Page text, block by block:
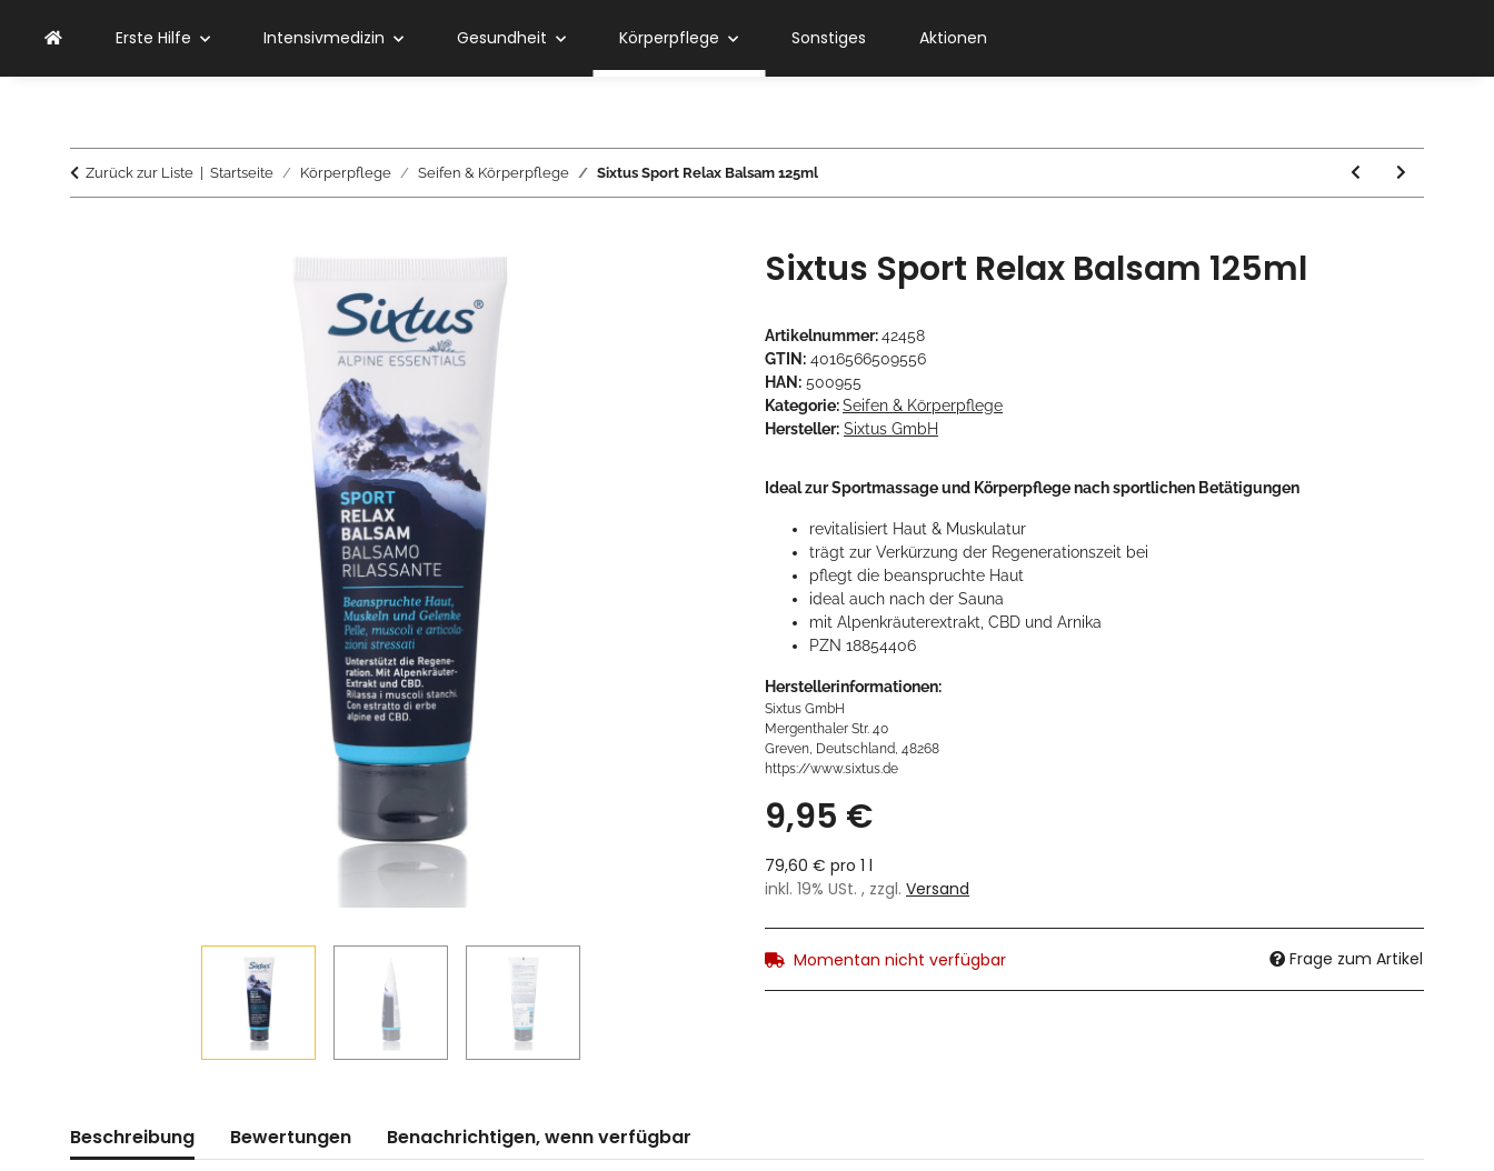
Erste Hilfe Intensivmedizin Gesundheit Körperpflege Sonstiges Aktionen
Zurück zur Liste Startseite Körperpflege Seifen & Körperpflege Sixtus Sport Relax Balsam 125ml
Sixtus Sport Relax Balsam 125ml
Artikelnummer:42458
GTIN: 4016566509556
HAN: 500955
Kategorie:Seifen & Körperpflege
Hersteller: Sixtus GmbH
Ideal zur Sportmassage und Körperpflege nach sportlichen Betätigungen
revitalisiert Haut & Muskulatur
trägt zur Verkürzung der Regenerationszeit bei
pflegt die beanspruchte Haut
ideal auch nach der Sauna
mit Alpenkräuterextrakt, CBD und Arnika
PZN 18854406
Herstellerinformationen:
Sixtus GmbH
Mergenthaler Str. 40
Greven, Deutschland, 48268
https://www.sixtus.de
9,95 €
79,60 € pro 1 l
inkl. 19% USt. , zzgl. Versand
Momentan nicht verfügbar Frage zum Artikel
Beschreibung Bewertungen Benachrichtigen, wenn verfügbar